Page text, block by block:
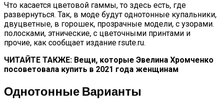
Что касается цветовой гаммы, то здесь есть, где
развернуться. Так, в моде будут однотонные купальники,
двуцветные, в горошек, прозрачные модели, с узорами.
полосками, этнические, с цветочными принтами и
прочие, как сообщает издание rsute.ru.
ЧИТАЙТЕ ТАКЖЕ: Вещи, которые Эвелина Хромченко
посоветовала купить в 2021 года женщинам
Однотонные Варианты